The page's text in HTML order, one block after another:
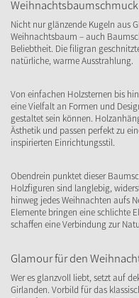
Nicht nur glänzende Kugeln aus
Weihnachtsbaum – auch
Beliebtheit. Die filigran
natürliche, warme Ausstrahlung.
Von einfachen Holzsternen bis
eine Vielfalt an Formen und
gestaltet sein können.
Ästhetik und passen perfekt zu
inspirierten Einrichtungsstil.
Obendrein punktet dieser
Holzfiguren sind langlebig,
hinweg jedes Weihnachten aufs
Elemente bringen eine schlichte
schaffen eine Verbindung zur
Glamour für den
Wer es glanzvoll liebt, setzt auf
Girlanden. Vorbild für das